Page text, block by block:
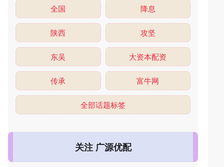
全国 降息
陕西 攻坚
东吴 大资本配资
传承 富牛网
全部话题标签
关注 广源优配